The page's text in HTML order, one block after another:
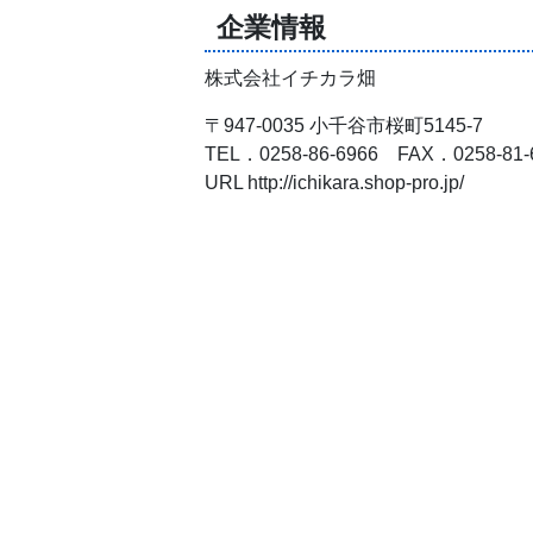
企業情報
株式会社イチカラ畑
〒947-0035 小千谷市桜町5145-7
TEL．0258-86-6966 FAX．0258-81-
URL http://ichikara.shop-pro.jp/